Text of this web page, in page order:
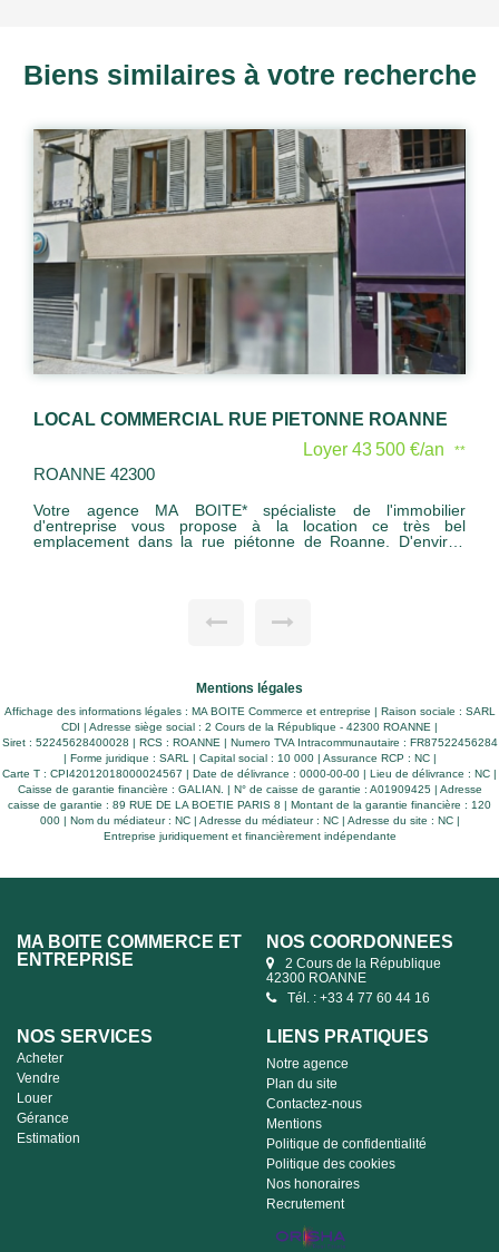
Biens similaires à votre recherche
ROANNE
de l'immobilier
la location ce très bel
de Roanne. D'environ
disponibles sur le site
SHOW ROOM ZONE MABLY
MABLY ZONE COMMERCIALE ET ARTISANALE BATIMENT
DE BONNE FACTURE D'ENVIRON 600 M2 DISPOSANT
D'UN TRES BEAU SHOW-ROOM.
Mentions légales
Affichage des informations légales : MA BOITE Commerce et entreprise | Raison sociale : SARL
CDI | Adresse siège social : 2 Cours de la République - 42300 ROANNE |
Siret : 52245628400028 | RCS : ROANNE | Numero TVA Intracommunautaire : FR87522456284
| Forme juridique : SARL | Capital social : 10 000 | Assurance RCP : NC |
Carte T : CPI42012018000024567 | Date de délivrance : 0000-00-00 | Lieu de délivrance : NC |
Caisse de garantie financière : GALIAN. | N° de caisse de garantie : A01909425 | Adresse
caisse de garantie : 89 RUE DE LA BOETIE PARIS 8 | Montant de la garantie financière : 120
000 | Nom du médiateur : NC | Adresse du médiateur : NC | Adresse du site : NC |
Entreprise juridiquement et financièrement indépendante
MA BOITE COMMERCE ET
ENTREPRISE
NOS COORDONNÉES
2 Cours de la République
42300 ROANNE
Tél. : +33 4 77 60 44 16
NOS SERVICES
Acheter
Vendre
Louer
Gérance
Estimation
LIENS PRATIQUES
Notre agence
Plan du site
Contactez-nous
Mentions
Politique de confidentialité
Politique des cookies
Nos honoraires
Recrutement